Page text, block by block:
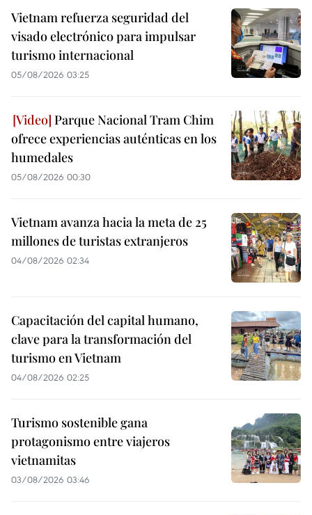
Vietnam refuerza seguridad del
visado electrónico para impulsar
turismo internacional
05/08/2026 03:25
Parque Nacional Tram Chim
ofrece experiencias auténticas en los
humedales
05/08/2026 00:30
Vietnam avanza hacia la meta de 25
millones de turistas extranjeros
04/08/2026 02:34
Capacitación del capital humano,
clave para la transformación del
turismo en Vietnam
04/08/2026 02:25
Turismo sostenible gana
protagonismo entre viajeros
vietnamitas
03/08/2026 03:46